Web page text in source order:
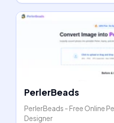
PerlerBeads
PerlerBeads - Free Online
Designer